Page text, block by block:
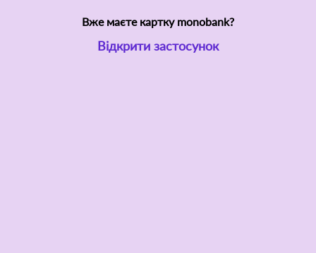
Вже маєте картку monobank?
Відкрити застосунок